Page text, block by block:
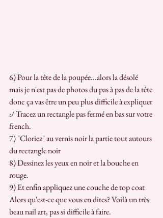
6) Pour la tête de la poupée...alors la désolé
mais je n'est pas de photos du pas à pas de la tête
donc ça vas être un peu plus difficile à expliquer
:/ Tracez un rectangle pas fermé en bas sur votre
french.
7) "Cloriez" au vernis noir la partie tout autours
du rectangle noir
8) Dessinez les yeux en noir et la bouche en
rouge.
9) Et enfin appliquez une couche de top coat
Alors qu'est-ce que vous en dites? Voilà un très
beau nail art, pas si difficile à faire.